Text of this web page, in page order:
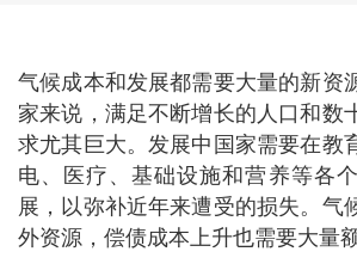
气候成本和发展都需要大量的新资
家来说，满足不断增长的人口和数
求尤其巨大。发展中国家需要在教
电、医疗、基础设施和营养等各
展，以弥补近年来遭受的损失。气
外资源，偿债成本上升也需要大量额